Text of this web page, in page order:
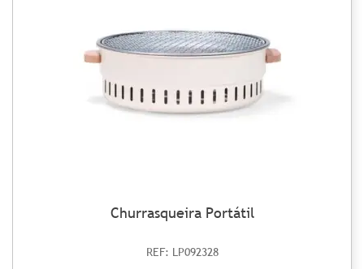
Churrasqueira Portátil
REF: LP092328